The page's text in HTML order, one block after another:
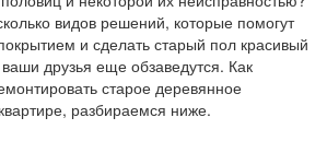
видов решений, которые помогут
и сделать старый пол красивый
друзья еще обзаведутся. Как
старое деревянное
разбираемся ниже.